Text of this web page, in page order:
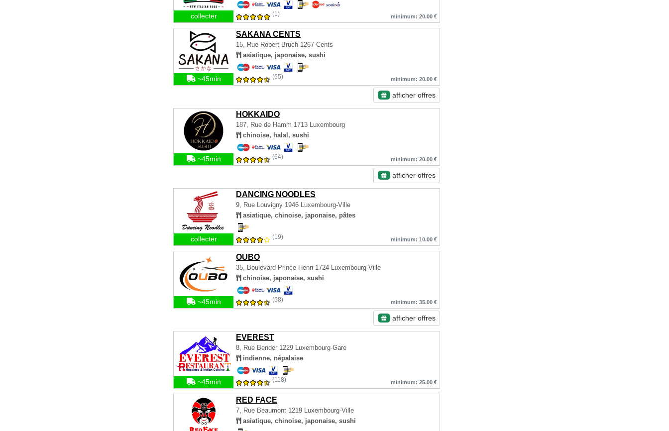
collecter (1) minimum: 20.00 €
SAKANA CENTS
15, Rue Robert Bruch 1267 Cents
asiatique, japonaise, sushi
~45min (65) minimum: 20.00 €
afficher offres
HOKKAIDO
187, Rue de Hamm 1713 Luxembourg
chinoise, halal, sushi
~45min (64) minimum: 20.00 €
afficher offres
DANCING NOODLES
9, Rue Louvigny 1946 Luxembourg-Ville
asiatique, chinoise, japonaise, pâtes
collecter (19) minimum: 10.00 €
OUBO
35, Boulevard Prince Henri 1724 Luxembourg-Ville
chinoise, japonaise, sushi
~45min (58) minimum: 35.00 €
afficher offres
EVEREST
8, Rue Bender 1229 Luxembourg-Gare
indienne, népalaise
~45min (118) minimum: 25.00 €
RED FACE
7, Rue Beaumont 1219 Luxembourg-Ville
asiatique, chinoise, japonaise, sushi